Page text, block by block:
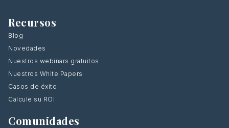
Recursos
Blog
Novedades
Nuestros webinars gratuitos
Nuestros White Papers
Casos de éxito
Calcule su ROI
Comunidades